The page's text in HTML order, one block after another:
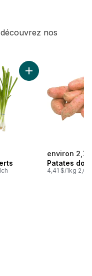
nos
au panier
Ajouter Oignons
environ
Patates
4,41 $/1kg